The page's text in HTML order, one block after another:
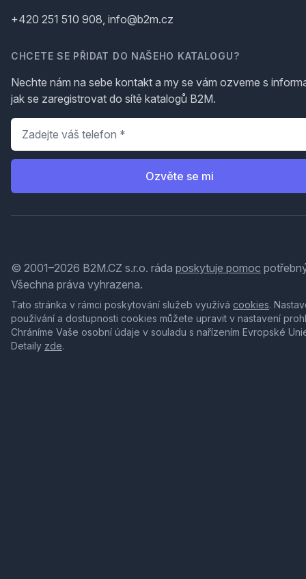
+420 251 510 908, info@b2m.cz
CHCETE SE PŘIDAT DO NAŠEHO KATALOGU?
Nechte nám na sebe kontakt a my se vám ozveme s
jak se zaregistrovat do sítě katalogů B2M.
Telefon
Ozvěte se mi
© 2001–2026 B2M.CZ s.r.o. ráda poskytuje pomoc
Všechna práva vyhrazena.
Tato stránka v rámci poskytování služeb využívá cookies.
používání a dostupnosti cookies můžete upravit v nastavení
Chráníme Vaše osobní údaje v souladu s nařízením Evropské
Detaily zde.